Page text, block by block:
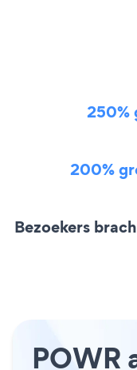
250%
200%
Bezoekers
POWR